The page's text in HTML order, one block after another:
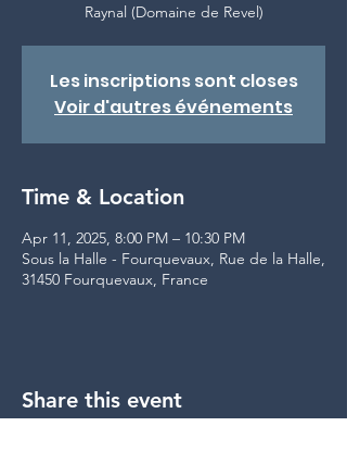
Raynal (Domaine de Revel)
Les inscriptions sont closes
Voir d'autres événements
Time & Location
Apr 11, 2025, 8:00 PM – 10:30 PM
Sous la Halle - Fourquevaux, Rue de la Halle,
31450 Fourquevaux, France
Share this event